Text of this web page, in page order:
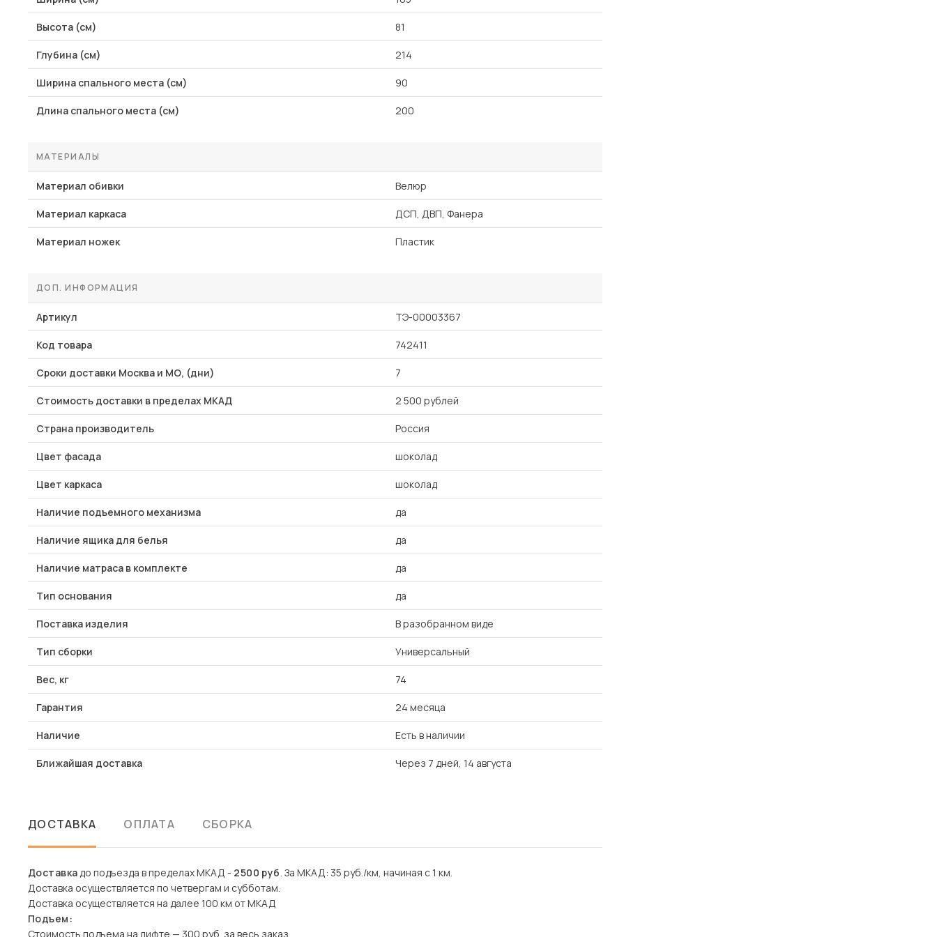
Высота (см) 81
Глубина (см) 214
Ширина спального места (см) 90
Длина спального места (см) 200
МАТЕРИАЛЫ
Материал обивки Велюр
Материал каркаса ДСП, ДВП, Фанера
Материал ножек Пластик
ДОП. ИНФОРМАЦИЯ
Артикул ТЭ-00003367
Код товара 742411
Сроки доставки Москва и МО, (дни) 7
Стоимость доставки в пределах МКАД 2 500 рублей
Страна производитель Россия
Цвет фасада шоколад
Цвет каркаса шоколад
Наличие подъемного механизма да
Наличие ящика для белья да
Наличие матраса в комплекте да
Тип основания да
Поставка изделия В разобранном виде
Тип сборки Универсальный
Вес, кг 74
Гарантия 24 месяца
Наличие Есть в наличии
Ближайшая доставка Через 7 дней, 14 августа
ДОСТАВКА ОПЛАТА СБОРКА
Доставкадо подъезда в пределах МКАД - 2500 руб. За МКАД: 35 руб./км, начиная с 1 км.
Доставка осуществляется по четвергам и субботам.
Доставка осуществляется на далее 100 км от МКАД
Подъем:
Стоимость подъема на лифте — 300 руб. за весь заказ